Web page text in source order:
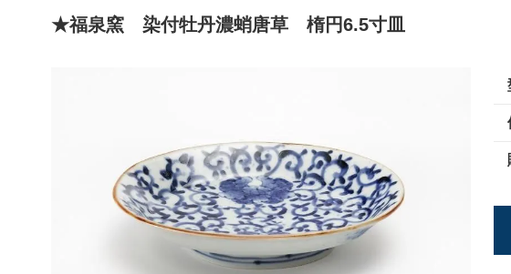
★福泉窯 染付牡丹濃蛸唐草 楕円6.5寸皿